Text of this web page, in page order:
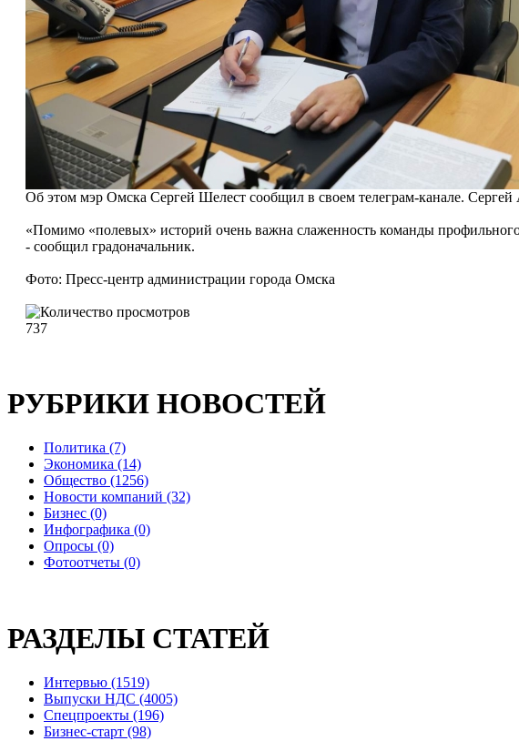
Об этом мэр Омска Сергей Шелест сообщил в своем телеграм-канале. Сергей
«Помимо «полевых» историй очень важна слаженность команды
- сообщил градоначальник.
Фото: Пресс-центр администрации города Омска
737
РУБРИКИ НОВОСТЕЙ
Политика (7)
Экономика (14)
Общество (1256)
Новости компаний (32)
Бизнес (0)
Инфографика (0)
Опросы (0)
Фотоотчеты (0)
РАЗДЕЛЫ СТАТЕЙ
Интервью (1519)
Выпуски НДС (4005)
Спецпроекты (196)
Бизнес-старт (98)